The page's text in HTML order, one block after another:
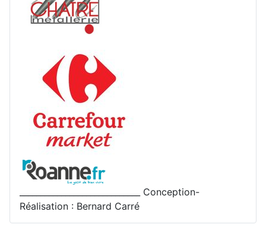
_____________________________ Conception-
Réalisation : Bernard Carré